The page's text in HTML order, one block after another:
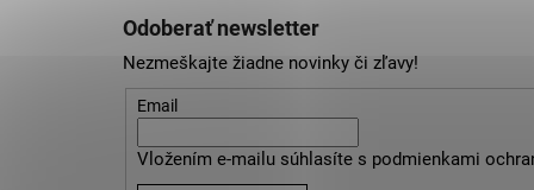
Odoberať newsletter
Nezmeškajte žiadne novinky či zľavy!
Email
Vložením e-mailu súhlasíte s podmienkami